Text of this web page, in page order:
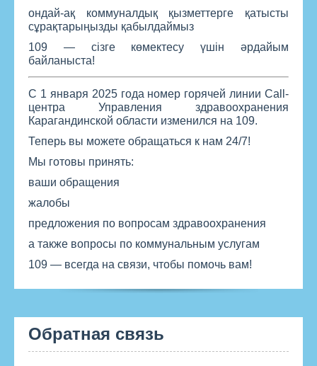
ондай-ақ коммуналдық қызметтерге қатысты
сұрақтарыңызды қабылдаймыз
109 — сізге көмектесу үшін әрдайым
байланыста!
С 1 января 2025 года номер горячей линии Call-
центра Управления здравоохранения
Карагандинской области изменился на 109.
Теперь вы можете обращаться к нам 24/7!
Мы готовы принять:
ваши обращения
жалобы
предложения по вопросам здравоохранения
а также вопросы по коммунальным услугам
109 — всегда на связи, чтобы помочь вам!
Обратная связь